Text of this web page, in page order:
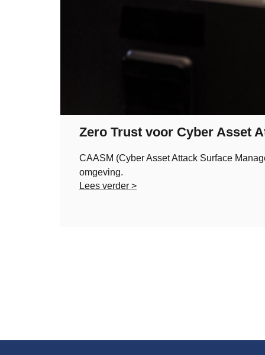
Zero Trust voor Cyber Asset
CAASM (Cyber Asset Attack Surface
omgeving.
Lees verder >